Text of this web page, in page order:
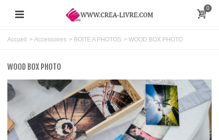
0
Accueil > Accessoires > BOITE A PHOTOS > WOOD BOX PHOTO
WOOD BOX PHOTO